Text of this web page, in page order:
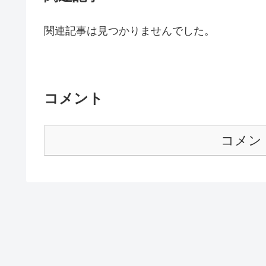
関連記事は見つかりませんでした。
コメント
コメン